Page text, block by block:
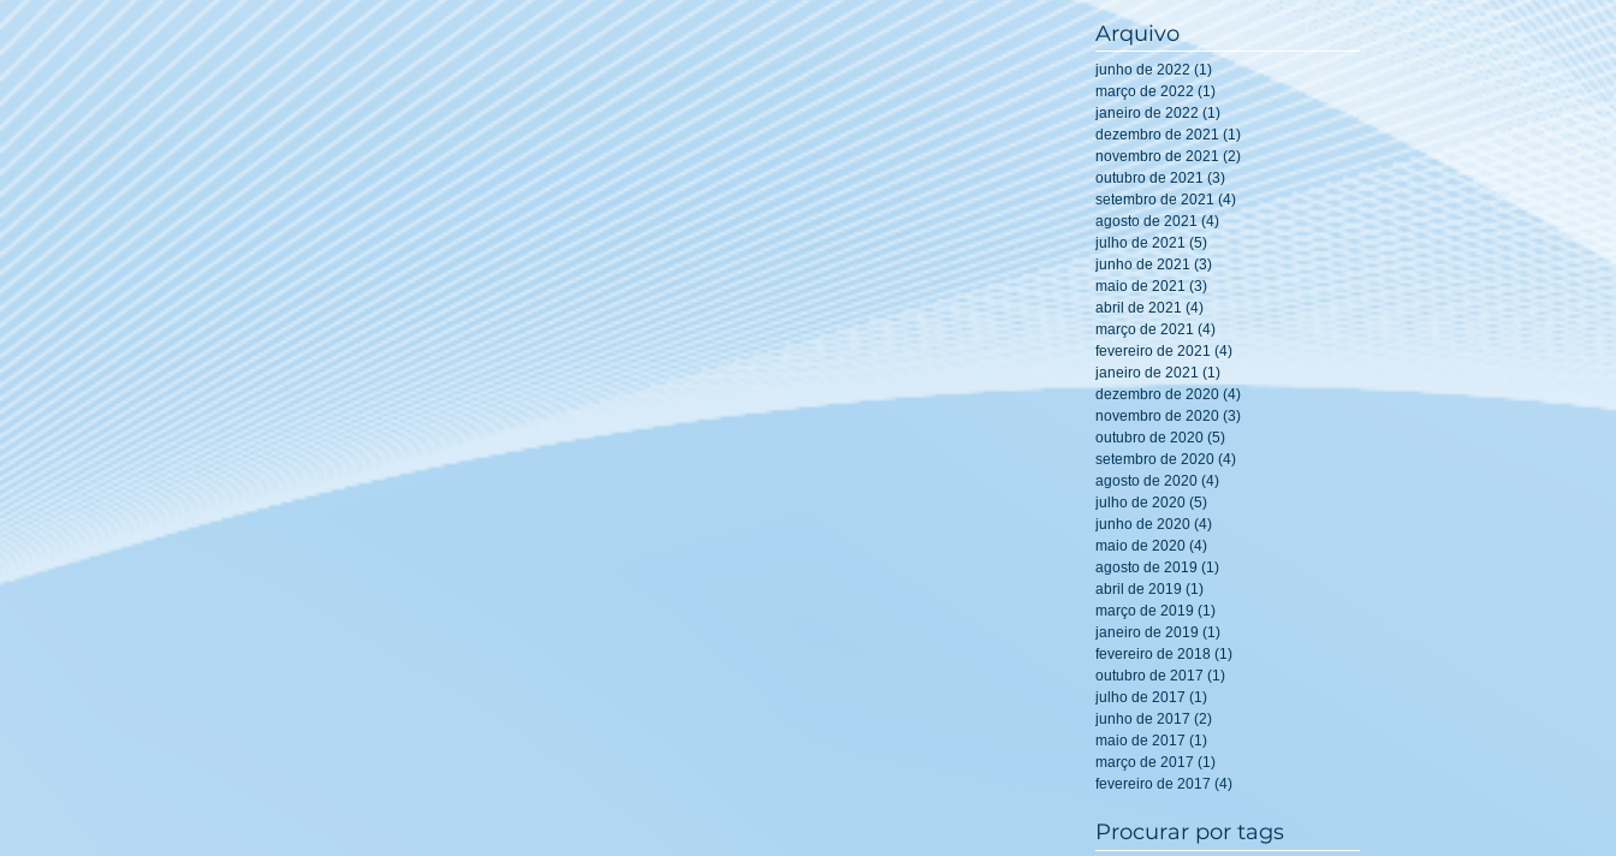
Arquivo
junho de 2022 (1) 1 post
março de 2022 (1)1 post
janeiro de 2022 (1)1 post
dezembro de 2021 (1)1 post
novembro de 2021 (2)2 posts
outubro de 2021 (3) 3 posts
setembro de 2021 (4)4 posts
agosto de 2021 (4)4 posts
julho de 2021 (5) 5 posts
junho de 2021 (3)3 posts
maio de 2021 (3) 3 posts
abril de 2021 (4)
março de 2021 (4) 4 posts
fevereiro de 2021 (4)
janeiro de 2021 (1)
dezembro de 2020 (4)
novembro de 2020 (3)
outubro de 2020 (5)
setembro de 2020 (4)
agosto de 2020 (4)
julho de 2020 (5)
junho de 2020 (4)
maio de 2020 (4)
agosto de 2019 (1)
abril de 2019 (1)
março de 2019 (1)
janeiro de 2019 (1)
fevereiro de 2018 (1)
outubro de 2017 (1)
julho de 2017 (1)
junho de 2017 (2)
maio de 2017 (1)
março de 2017 (1)
fevereiro de 2017 (4)
Procurar por tags